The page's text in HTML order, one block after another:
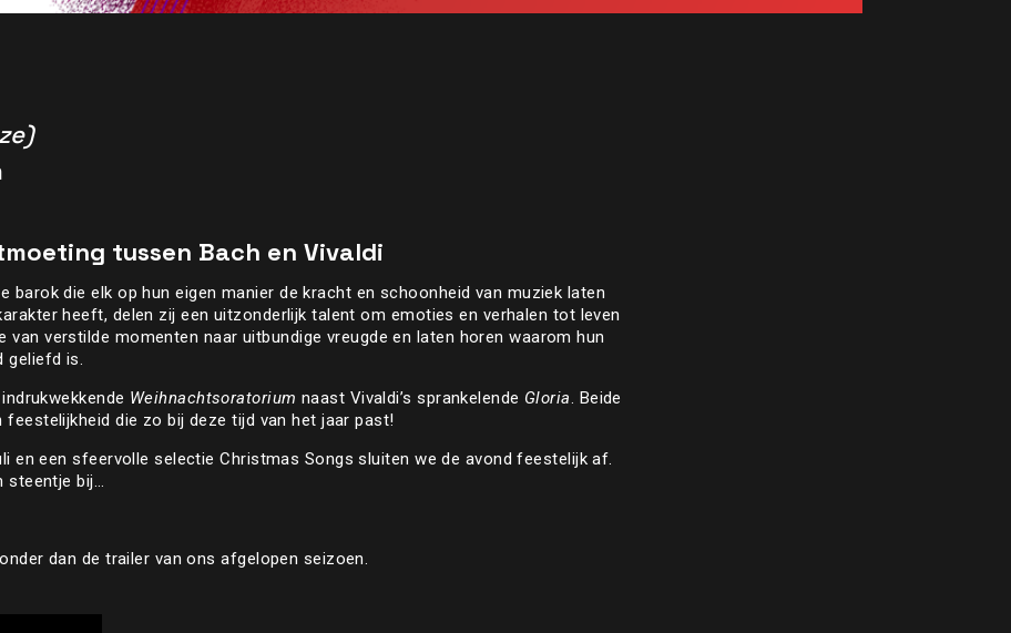
tussen Bach en Vivaldi
barok die elk op hun eigen manier de kracht en schoonheid van muziek laten
heeft, delen zij een uitzonderlijk talent om emoties en verhalen tot leven
verstilde momenten naar uitbundige vreugde en laten horen waarom hun
geliefd is.
Weihnachtsoratorium naast Vivaldi’s sprankelende Gloria. Beide
die zo bij deze tijd van het jaar past!
en een sfeervolle selectie Christmas Songs sluiten we de avond feestelijk af.
steentje bij…
dan de trailer van ons afgelopen seizoen.